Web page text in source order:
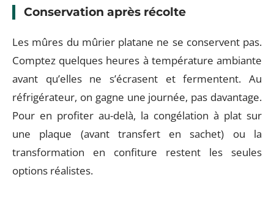
Conservation après récolte
Les mûres du mûrier platane ne se conservent pas.
Comptez quelques heures à température ambiante
avant qu’elles ne s’écrasent et fermentent. Au
réfrigérateur, on gagne une journée, pas davantage.
Pour en profiter au-delà, la congélation à plat sur
une plaque (avant transfert en sachet) ou la
transformation en confiture restent les seules
options réalistes.